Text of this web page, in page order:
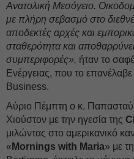
Ανατολική Μεσόγειο.
με πλήρη σεβασμό στο
αποδεκτές αρχές και
σταθερότητα και
συμπεριφορές», ήταν το
Ενέργειας, που το
Business.
Αύριο Πέμπτη ο κ.
Χιούστον με την ηγεσία της
μιλώντας στο αμερικανικό
« Mornings with Maria» με